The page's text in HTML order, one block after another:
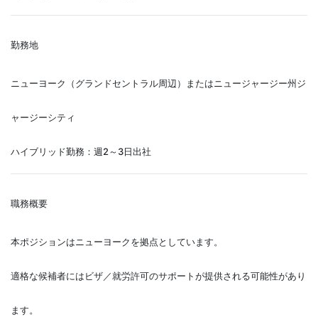
勤務地
ニューヨーク（グランドセントラル周辺）またはニュージャージー州ジ
ャージーシティ
ハイブリッド勤務：週2～3日出社
職務概要
本ポジションはニューヨークを拠点としています。
適格な候補者にはビザ／就労許可のサポートが提供される可能性があり
ます。